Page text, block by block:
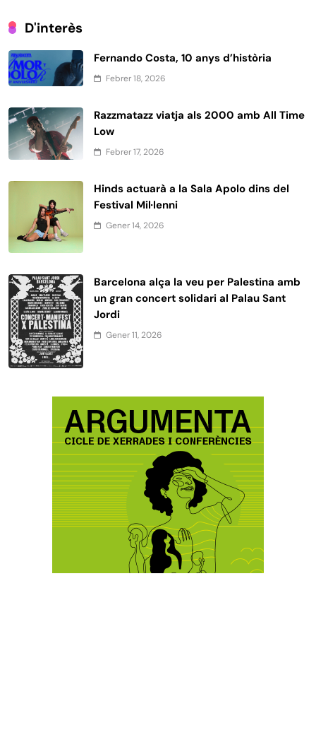
D'interès
Fernando Costa, 10 anys d’història
Febrer 18, 2026
Razzmatazz viatja als 2000 amb All Time
Low
Febrer 17, 2026
Hinds actuarà a la Sala Apolo dins del
Festival Mil·lenni
Gener 14, 2026
Barcelona alça la veu per Palestina amb
un gran concert solidari al Palau Sant
Jordi
Gener 11, 2026